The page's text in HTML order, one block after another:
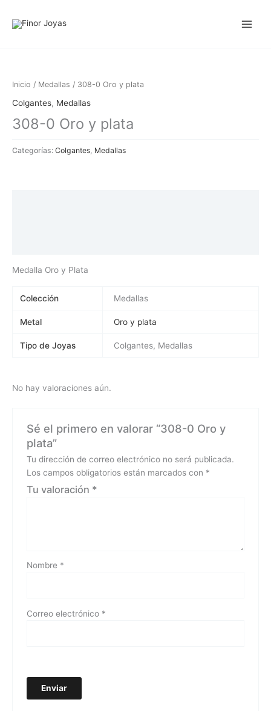
Inicio / Medallas / 308-0 Oro y plata
Colgantes, Medallas
308-0 Oro y plata
Categorías: Colgantes Medallas
Medalla Oro y Plata
Colección Medallas
Metal Oro y plata
Tipo de Joyas Colgantes, Medallas
No hay valoraciones aún.
Sé el primero en valorar “308-0 Oro y
plata”
Tu dirección de correo electrónico no será publicada.
Los campos obligatorios están marcados con *
Tu valoración *
Nombre *
Correo electrónico *